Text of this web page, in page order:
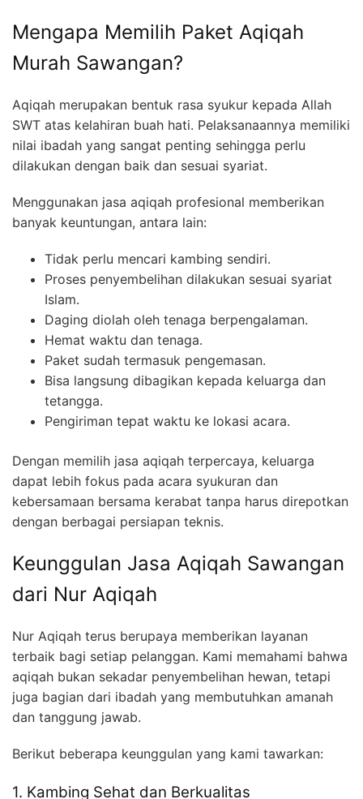
Mengapa Memilih Paket Aqiqah
Murah Sawangan?
Aqiqah merupakan bentuk rasa syukur kepada Allah
SWT atas kelahiran buah hati. Pelaksanaannya memiliki
nilai ibadah yang sangat penting sehingga perlu
dilakukan dengan baik dan sesuai syariat.
Menggunakan jasa aqiqah profesional memberikan
banyak keuntungan, antara lain:
Tidak perlu mencari kambing sendiri.
Proses penyembelihan dilakukan sesuai syariat
Islam.
Daging diolah oleh tenaga berpengalaman.
Hemat waktu dan tenaga.
Paket sudah termasuk pengemasan.
Bisa langsung dibagikan kepada keluarga dan
tetangga.
Pengiriman tepat waktu ke lokasi acara.
Dengan memilih jasa aqiqah terpercaya, keluarga
dapat lebih fokus pada acara syukuran dan
kebersamaan bersama kerabat tanpa harus direpotkan
dengan berbagai persiapan teknis.
Keunggulan Jasa Aqiqah Sawangan
dari Nur Aqiqah
Nur Aqiqah terus berupaya memberikan layanan
terbaik bagi setiap pelanggan. Kami memahami bahwa
aqiqah bukan sekadar penyembelihan hewan, tetapi
juga bagian dari ibadah yang membutuhkan amanah
dan tanggung jawab.
Berikut beberapa keunggulan yang kami tawarkan:
1. Kambing Sehat dan Berkualitas